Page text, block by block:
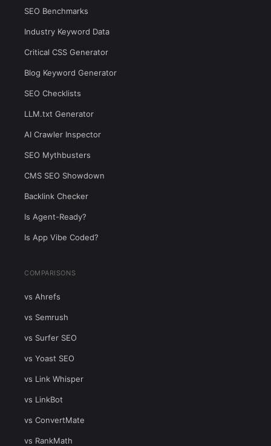
SEO Benchmarks
Industry Keyword Data
Critical CSS Generator
Blog Keyword Generator
SEO Checklists
LLM.txt Generator
AI Crawler Inspector
SEO Mythbusters
CMS SEO Showdown
Backlink Checker
Is Agent-Ready?
Is App Vibe Coded?
COMPARISONS
vs Ahrefs
vs Semrush
vs Surfer SEO
vs Yoast SEO
vs Link Whisper
vs LinkBot
vs ConvertMate
vs RankMath